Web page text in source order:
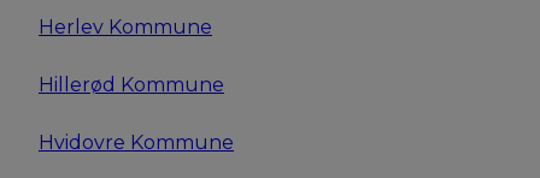
Herlev Kommune
Hillerød Kommune
Hvidovre Kommune